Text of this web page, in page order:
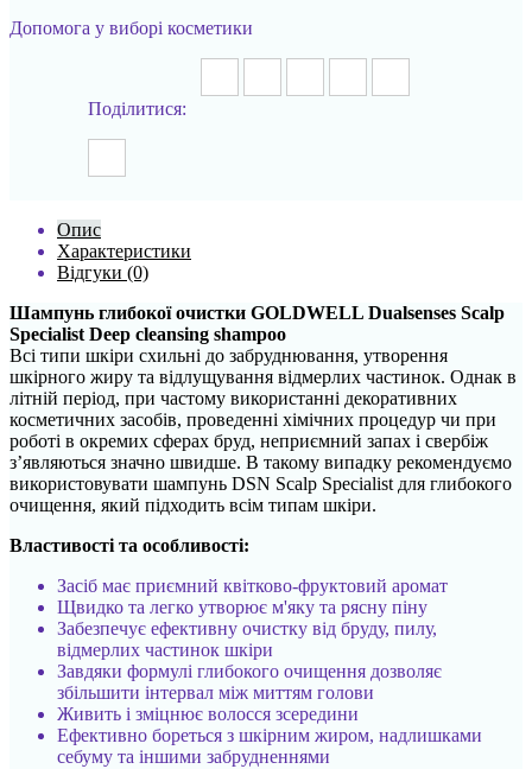
Допомога у виборі косметики
Поділитися:
Опис
Характеристики
Відгуки (0)
Шампунь глибокої очистки GOLDWELL Dualsenses Scalp
Specialist Deep cleansing shampoo
Всі типи шкіри схильні до забруднювання, утворення
шкірного жиру та відлущування відмерлих частинок. Однак в
літній період, при частому використанні декоративних
косметичних засобів, проведенні хімічних процедур чи при
роботі в окремих сферах бруд, неприємний запах і свербіж
з’являються значно швидше. В такому випадку рекомендуємо
використовувати шампунь DSN Scalp Specialist для глибокого
очищення, який підходить всім типам шкіри.
Властивості та особливості:
Засіб має приємний квітково-фруктовий аромат
Щвидко та легко утворює м'яку та рясну піну
Забезпечує ефективну очистку від бруду, пилу,
відмерлих частинок шкіри
Завдяки формулі глибокого очищення дозволяє
збільшити інтервал між миттям голови
Живить і зміцнює волосся зсередини
Ефективно бореться з шкірним жиром, надлишками
себуму та іншими забрудненнями